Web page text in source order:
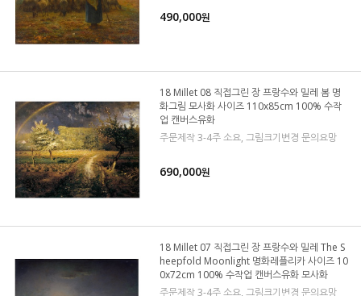
490,000원
18 Millet 08 직접그린 장 프랑수와 밀레 봄 명
화그림 모사화 사이즈 110x85cm 100% 수작
업 캔버스유화
주문제작 3-4주 소요, 그림크기변경 문의요망
690,000원
18 Millet 07 직접그린 장 프랑수와 밀레 The S
heepfold Moonlight 명화레플리카 사이즈 10
0x72cm 100% 수작업 캔버스유화 모사화
주문제작 3-4주 소요, 그림크기변경 문의요망